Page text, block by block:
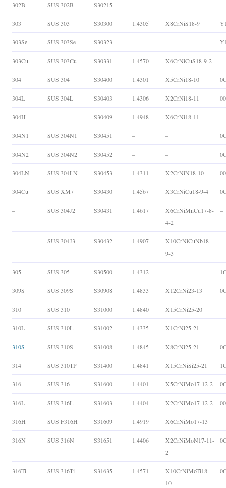
302B SUS 302B S30215 – – –
303 SUS 303 S30300 1.4305 X8CrNiS18-9
303Se SUS 303Se S30323 – –
303Cu+ SUS 303Cu S30331 1.4570 X6CrNiCuS18-9-2 –
304 SUS 304 S30400 1.4301 X5CrNi18-10
304L SUS 304L S30403 1.4306 X2CrNi18-11
304H – S30409 1.4948 X6CrNi18-11
304N1 SUS 304N1 S30451 – –
304N2 SUS 304N2 S30452 – –
304LN SUS 304LN S30453 1.4311 X2CrNiN18-10
304Cu SUS XM7 S30430 1.4567 X3CrNiCu18-9-4
– SUS 304J2 S30431 1.4617
X6CrNiMnCu17-8-
4-2
–
– SUS 304J3 S30432 1.4907
X10CrNiCuNb18-
9-3
–
305 SUS 305 S30500 1.4312 –
309S SUS 309S S30908 1.4833 X12CrNi23-13
310 SUS 310 S31000 1.4840 X15CrNi25-20
310L SUS 310L S31002 1.4335 X1CrNi25-21
310S SUS 310S S31008 1.4845 X8CrNi25-21
314 SUS 310TP S31400 1.4841 X15CrNiSi25-21
316 SUS 316 S31600 1.4401 X5CrNiMo17-12-2
316L SUS 316L S31603 1.4404 X2CrNiMo17-12-2
316H SUS F316H S31609 1.4919 X6CrNiMo17-13
316N SUS 316N S31651 1.4406
X2CrNiMoN17-11-
2
316Ti SUS 316Ti S31635 1.4571
X10CrNiMoTi18-
10